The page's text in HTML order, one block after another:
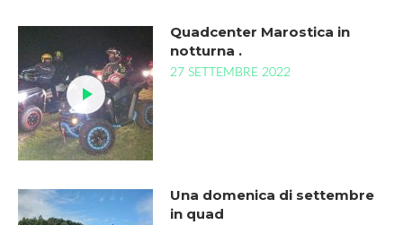
Quadcenter Marostica in
notturna .
27 SETTEMBRE 2022
Una domenica di settembre
in quad